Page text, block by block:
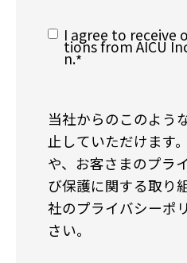
I agree to receive
tions from AICU
n.*
当社からのこのよう
止していただけます
や、お客さまのプラ
び保護に関する取り
社のプライバシーポ
さい。